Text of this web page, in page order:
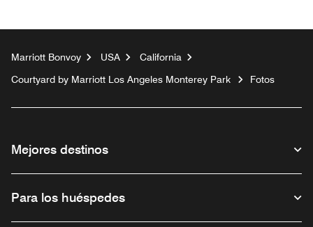
Marriott Bonvoy USA
California
Courtyard by Marriott Los Angeles Monterey Park
Fotos
Mejores destinos
Para los huéspedes